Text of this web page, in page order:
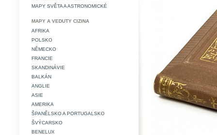
MAPY SVĚTA A ASTRONOMICKÉ
MAPY A VEDUTY CIZINA
AFRIKA
POLSKO
NĚMECKO
FRANCIE
SKANDINÁVIE
BALKÁN
ANGLIE
ASIE
AMERIKA
ŠPANĚLSKO A PORTUGALSKO
ŠVÝCARSKO
BENELUX